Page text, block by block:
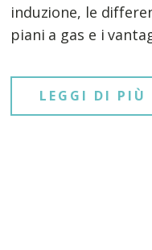
induzione, le
piani a gas e i
LEGGI DI PIÙ